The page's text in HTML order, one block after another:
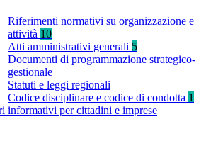
Riferimenti normativi su organizzazione e
attività 10
Atti amministrativi generali 5
Documenti di programmazione strategico-
gestionale
Statuti e leggi regionali
Codice disciplinare e codice di condotta 1
informativi per cittadini e imprese